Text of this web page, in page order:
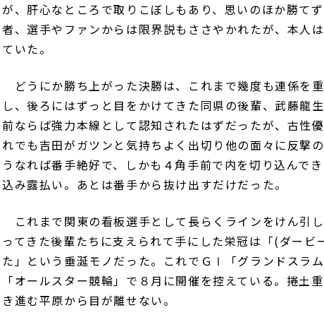
が、肝心なところで取りこぼしもあり、思いのほか勝て
者、選手やファンからは限界説もささやかれたが、本人
ていた。
どうにか勝ち上がった決勝は、これまで幾度も連係を
し、後ろにはずっと目をかけてきた同県の後輩、武藤龍
前ならば強力本線として認知されたはずだったが、古性
れでも吉田がガツンと気持ちよく出切り他の面々に反撃
うなれば番手絶好で、しかも４角手前で内を切り込んで
込み露払い。あとは番手から抜け出すだけだった。
これまで関東の看板選手として長らくラインをけん引
ってきた後輩たちに支えられて手にした栄冠は「(ダー
た」という垂涎モノだった。これでＧⅠ「グランドスラ
「オールスター競輪」で８月に開催を控えている。捲土
き進む平原から目が離せない。